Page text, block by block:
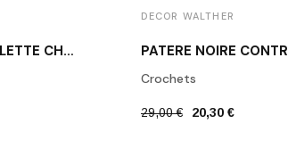
PORTE-PAPIER TOILETTE CHROME POLI BA TPH1
DECOR WALTHER
Crochets
29,00 € 20,30 €